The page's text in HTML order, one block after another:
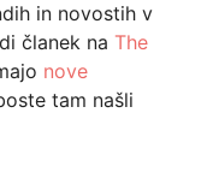
in novostih v
članek na The
nove
tam našli